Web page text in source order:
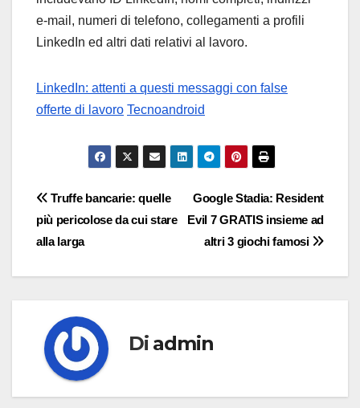
e-mail, numeri di telefono, collegamenti a profili
LinkedIn ed altri dati relativi al lavoro.
LinkedIn: attenti a questi messaggi con false
offerte di lavoro Tecnoandroid
Navigazione
articoli
Google Stadia: Resident
Evil 7 GRATIS insieme ad
altri 3 giochi famosi
Truffe bancarie: quelle
più pericolose da cui stare
alla larga
Di admin